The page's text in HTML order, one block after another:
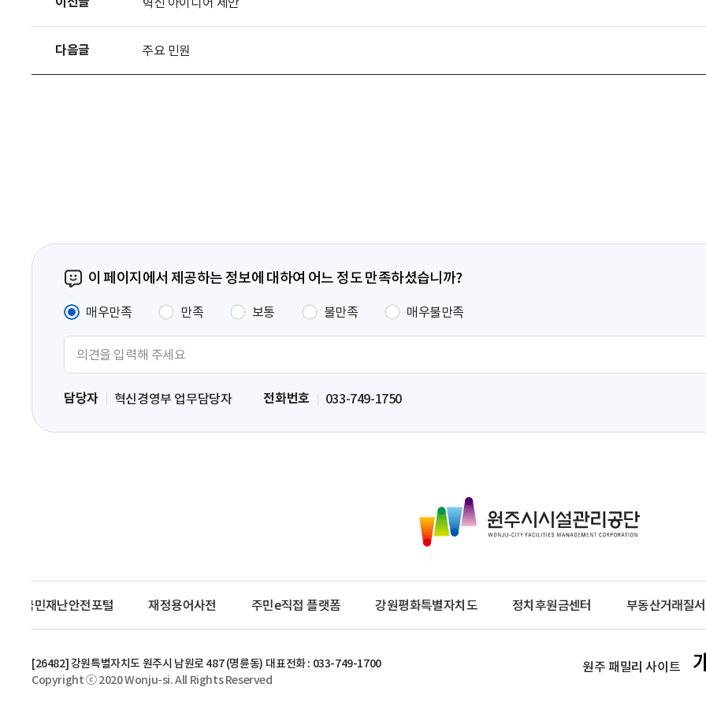
다음글 주요 민원
이 페이지에서 제공하는 정보에 대하여 어느 정도 만족하셨습니까?
매우만족 만족 보통 불만족 매우불만족
력
담당자 혁신경영부 업무담당자 전화번호 033-749-1750
주
시
설
관
리
공
국민재난안전포털 재정용어사전 주민e직접 플랫폼 강원평화특별자치도 정치후원금센터 부동산거래질
[26482] 강원특별자치도 원주시 남원로 487 (명륜동) 대표전화 : 033-749-1700
Copyright ⓒ 2020 Wonju-si. All Rights Reserved
원주 패밀리 사이트